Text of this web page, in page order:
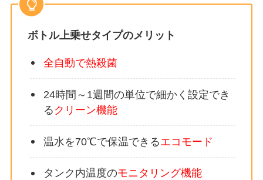
ボトル上乗せタイプのメリット
全自動で熱殺菌
24時間～1週間の単位で細かく設定でき
る クリーン機能
温水を70℃で保温できるエコモード
タンク内温度のモニタリング機能